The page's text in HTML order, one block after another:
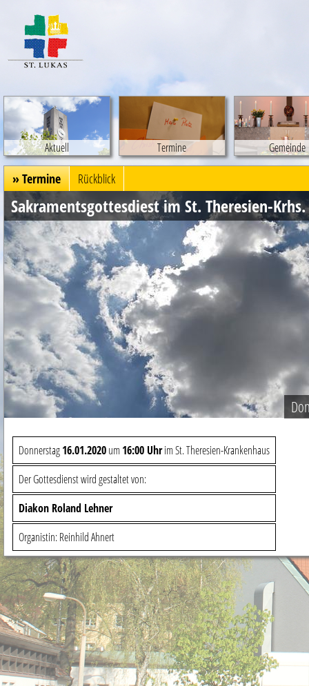
Aktuell Termine Gemeinde
» Termine Rückblick
Sakramentsgottesdiest im St. Theresien-Krhs.
Donnerstag16.01.2020um 16:00 Uhrim St. Theresien-Krankenhaus
Der Gottesdienst wird gestaltet von:
Diakon Roland Lehner
Organistin: Reinhild Ahnert